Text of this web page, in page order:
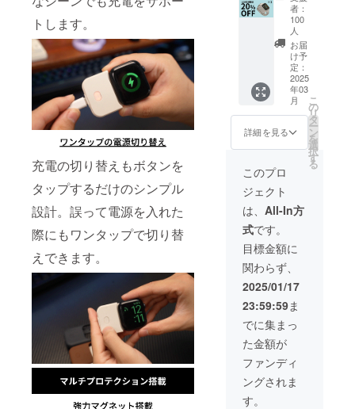
トします。
充電の切り替えもボタンを
タップするだけのシンプル
設計。誤って電源を入れた
際にもワンタップで切り替
えできます。
ます。
※適格請
求書発
行事業
者登録
番号：
あり
（適格
請求書
発行事
業者登
録番号
の記載
のある
インボ
イスが
必要な
場合
は、
CAMPF
IREメッ
セージ
より実
行者に
直接お
問い合
わせく
ださ
い）
上の都
合等に
より出
荷時期
が遅れ
る場合
があり
ます。
※適格請
求書発
行事業
者登録
番号：
あり
（適格
請求書
発行事
業者登
録番号
の記載
のある
インボ
イスが
必要な
場合
は、
CAMPF
IREメッ
セージ
より実
行者に
率が向
上した
場合、
正規販
売価格
が販売
予定価
格より
下がる
もござ
いま
ご注文
状況、
使用部
材の供
給状
況、製
造工程
上の都
合等に
より出
荷時期
が遅れ
る場合
があり
ます。
※適格請
求書発
行事業
が遅れ
ること
がござ
いま
す。 ※
デザイ
ン・仕
様は変
更にな
性もご
ざいま
了承く
ださ
い。 ※
皆様の
ご支援
により
量産効
率が向
上した
場合、
正規販
売価格
が販売
予定価
格より
下がる
可能性
もござ
※バンド
は付属
してお
りませ
ん。 ※
リター
ン価格
は送
料・消
みの価
格で
ご注文
状況製
造工程
上の都
より出
荷時期
が遅れ
ること
がござ
いま
す。 ※
デザイ
ン・仕
様は変
更にな
る可能
性もご
カラー
は、グ
レーブ
ラッ
ク、オ
フホワ
イトか
ら選択
くださ
い。 ※
サイズ
2mm、
6mm、
49mm
から選
択くだ
さい。
※バンド
は付属
してお
ん。 ※
リター
ン価格
は送
料・消
費税込
みの価
(税込)よ
20%OF
F ※日本
語取扱
説明書
及び商
品到着
後1ヶ月
間の交
換保証
型モバ
イル
バッテ
リー
「yi-G
Watch
」×1 ※
カラー
は、グ
レーブ
ラッ
ク、オ
フホワ
イトか
ら選択
くださ
い。 ※
サイズ
者：
100
人
お届
け予
定：
2025
年03
月
詳細を見る
こ
の
リ
タ
ー
ン
を
選
択
す
る
このプロ
ジェクト
は、 All-In方
式です。
目標金額に
関わらず、
2025/01/17
23:59:59ま
でに集まっ
た金額が
ファンディ
ングされま
す。